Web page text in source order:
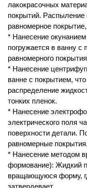
лакокрасочных
покрытий. Распыление
равномерное
* Нанесение
погружается в ванну
равномерного
* Нанесение
ванне с покрытием,
распределение
тонких пленок.
* Нанесение
электрического поля
поверхности детали.
равномерные покрытия.
* Нанесение методом
формование): Жидкий
вращающуюся форму,